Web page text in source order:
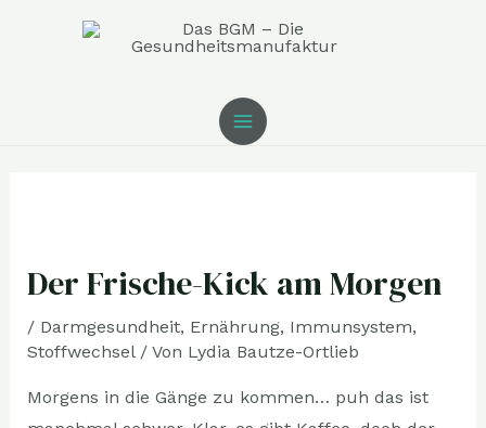
MAIN
Der Frische-Kick am Morgen
/ Darmgesundheit, Ernährung, Immunsystem,
Stoffwechsel/ Von Lydia Bautze-Ortlieb
Morgens in die Gänge zu kommen… puh das ist